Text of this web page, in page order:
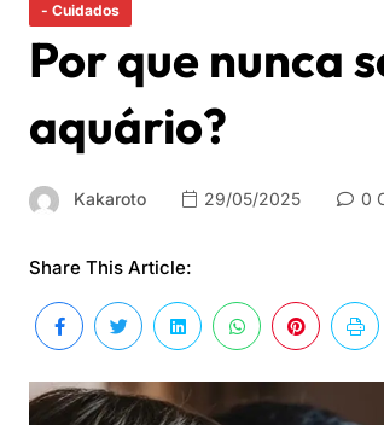
- Cuidados
Por que nunca
aquário?
Kakaroto 29/05/2025 0
Share This Article: